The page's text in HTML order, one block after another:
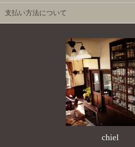
支払い方法について
chiel